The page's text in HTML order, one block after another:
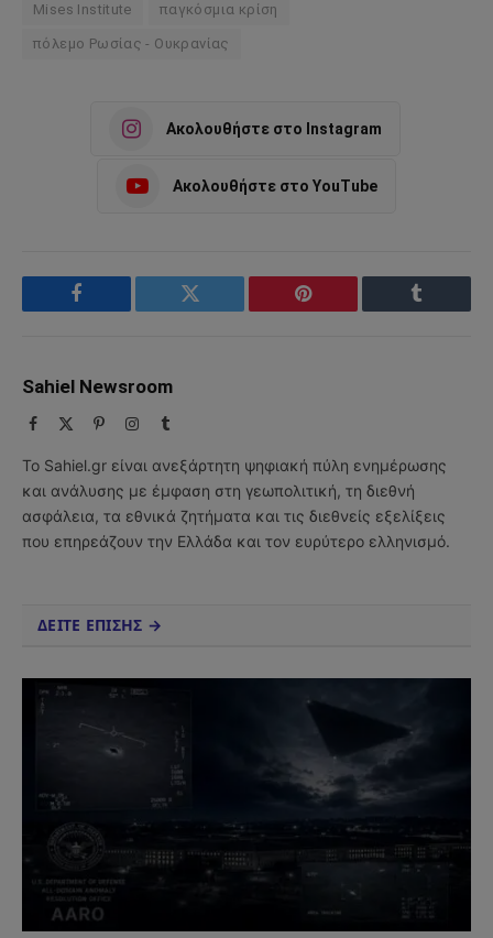
Mises Institute παγκόσμια κρίση
πόλεμο Ρωσίας - Ουκρανίας
Ακολουθήστε στο Instagram
Ακολουθήστε στο YouTube
Facebook Twitter Pinterest Tumblr
Sahiel Newsroom
Facebook PinterestInstagram
Tumblr
Το Sahiel.gr είναι ανεξάρτητη ψηφιακή πύλη ενημέρωσης
και ανάλυσης με έμφαση στη γεωπολιτική, τη διεθνή
ασφάλεια, τα εθνικά ζητήματα και τις διεθνείς εξελίξεις
που επηρεάζουν την Ελλάδα και τον ευρύτερο ελληνισμό.
ΔΕΙΤΕ ΕΠΙΣΗΣ →